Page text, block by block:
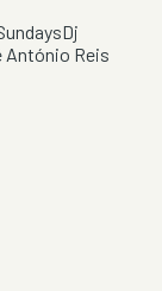
Dj
António Reis